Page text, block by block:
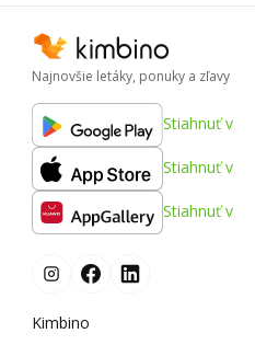
Najnovšie letáky, ponuky a zľavy
Stiahnuť v
Stiahnuť v
Stiahnuť v
Kimbino